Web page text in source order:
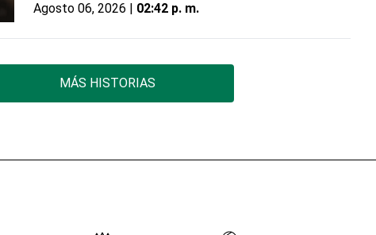
Agosto 06, 2026 | 02:42 p. m.
MÁS HISTORIAS